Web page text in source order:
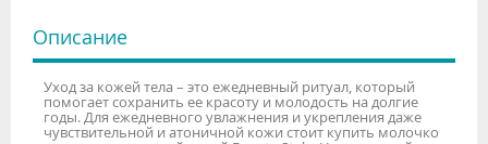
Описание
Уход за кожей тела – это ежедневный ритуал, который
помогает сохранить ее красоту и молодость на долгие
годы. Для ежедневного увлажнения и укрепления даже
чувствительной и атоничной кожи стоит купить молочко